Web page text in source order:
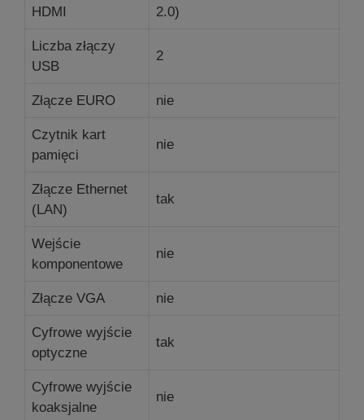
HDMI
2.0)
Liczba złączy
USB
2
Złącze EURO nie
Czytnik kart
pamięci
nie
Złącze Ethernet
(LAN)
tak
Wejście
komponentowe
nie
Złącze VGA nie
Cyfrowe wyjście
optyczne
tak
Cyfrowe wyjście
koaksjalne
nie